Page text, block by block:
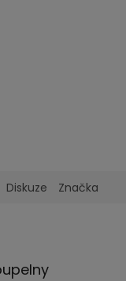
Diskuze Značka